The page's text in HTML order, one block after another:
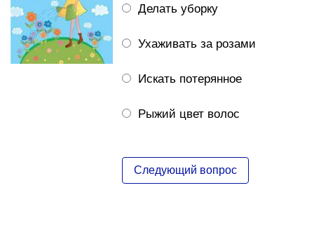
Делать уборку
Ухаживать за розами
Искать потерянное
Рыжий цвет волос